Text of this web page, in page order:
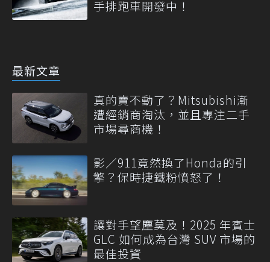
手排跑車開發中！
最新文章
真的賣不動了？Mitsubishi漸
遭經銷商淘汰，並且專注二手
市場尋商機！
影／911竟然換了Honda的引
擎？保時捷鐵粉憤怒了！
讓對手望塵莫及！2025 年賓士
GLC 如何成為台灣 SUV 市場的
最佳投資